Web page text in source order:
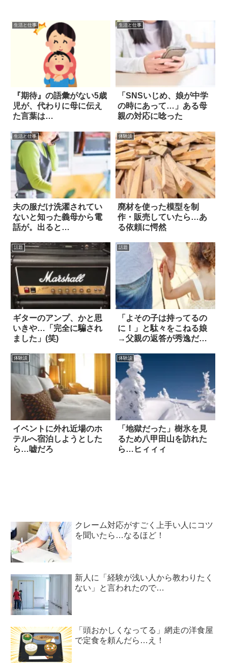
生活と仕事
『期待』の語彙がない5歳
児が、代わりに母に伝え
た言葉は…
生活と仕事
「SNSいじめ、娘が中学
の時にあって…」ある母
親の対応に唸った
生活と仕事
夫の服だけ洗濯されてい
ないと知った義母から電
話が。出ると…
体験談
廃材を使った模型を制
作・販売していたら…あ
る依頼に愕然
話題
ギターのアンプ、かと思
いきや…「完全に騙され
ました」(笑)
話題
「よその子は持ってるの
に！」と駄々をこねる娘
→父親の返答が秀逸だっ
体験談
イベントに外れ近場のホ
テルへ宿泊しようとした
ら…嘘だろ
体験談
「地獄だった」樹氷を見
るため八甲田山を訪れた
ら…ヒィィィ
クレーム対応がすごく上手い人にコツ
を聞いたら…なるほど！
新人に「経験が浅い人から教わりたく
ない」と言われたので…
「頭おかしくなってる」網走の洋食屋
で定食を頼んだら…え！